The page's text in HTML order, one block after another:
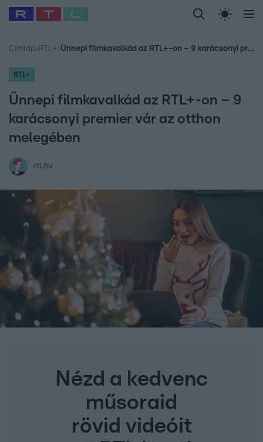
Legfrissebb RTL Híradó Randi Celeb vagyok,
Babits Marcella Most Wanted Gallusz
Címlap› RTL+ › Ünnepi filmkavalkád az RTL+-on – 9 karácsonyi premier vár az otthon melegében
RTL+
Ünnepi filmkavalkád az RTL+-on – 9
karácsonyi premier vár az otthon
melegében
rtl.hu
Nézd a kedvenc
műsoraid
rövid videóit